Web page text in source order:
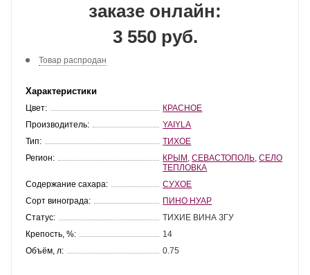
заказе онлайн:
3 550 руб.
Товар распродан
Характеристики
Цвет:
КРАСНОЕ
Производитель:
YAIYLA
Тип:
ТИХОЕ
Регион:
КРЫМ ,СЕВАСТОПОЛЬ ,СЕЛО
ТЕПЛОВКА
Содержание сахара:
СУХОЕ
Сорт винограда:
ПИНО НУАР
Статус:
ТИХИЕ ВИНА ЗГУ
Крепость, %:
14
Объём, л:
0.75